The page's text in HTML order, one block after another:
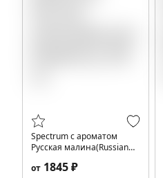
Spectrum с ароматом
Русская малина(Russian
от 1845 ₽